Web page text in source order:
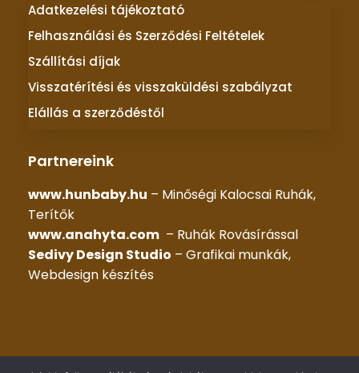
Adatkezelési tájékoztató
Felhasználási és Szerződési Feltételek
Szállítási díjak
Visszatérítési és visszaküldési szabályzat
Elállás a szerződéstől
Partnereink
www.hunbaby.hu – Minőségi Kalocsai Ruhák,
Terítők
www.anahyta.com – Ruhák Rovásírással
Sedivy Design Studio – Grafikai munkák,
Webdesign készítés